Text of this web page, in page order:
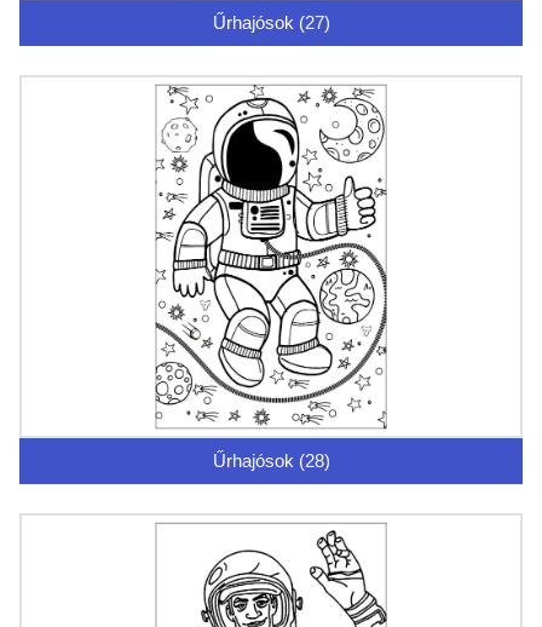
Űrhajósok (27)
Űrhajósok (28)